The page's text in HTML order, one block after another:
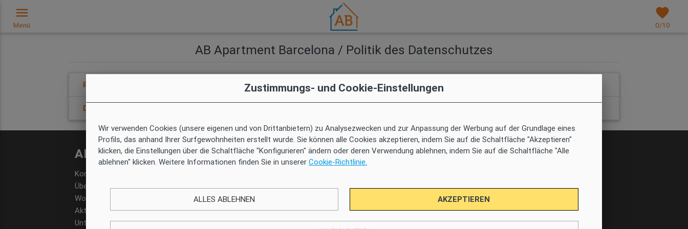
favorites
0/10
menu
Menü
AB Apartment Barcelona / Politik des Datenschutzes
Rechtshinweis
Datenschutzrichtlinie arrow_drop_up
AB Apartment Barcelona
Kontakt
Über uns
Wo finden Sie uns
Aktuelles
Unternehmerische Verantwortung und
Hilfe & Info
Buchung
My AB Rewards
Bedingungen
Eigentümer
Wir verwalten Ihre Immobilie
Zustimmungs- und Cookie-Einstellungen
Wir verwenden Cookies (unsere eigenen und von Drittanbietern) zu Analysezwecken und zur Anpassung der Werbung auf der Grundlage eines
Profils, das anhand Ihrer Surfgewohnheiten erstellt wurde. Sie können alle Cookies akzeptieren, indem Sie auf die Schaltfläche "Akzeptieren"
klicken, die Einstellungen über die Schaltfläche "Konfigurieren" ändern oder deren Verwendung ablehnen, indem Sie auf die Schaltfläche "Alle
ablehnen" klicken. Weitere Informationen finden Sie in unserer Cookie-Richtlinie.
ALLES ABLEHNEN AKZEPTIEREN